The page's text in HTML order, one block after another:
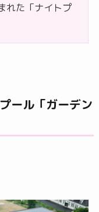
れた「ナイトプ
ール「ガーデン